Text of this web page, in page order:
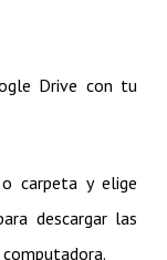
Drive con tu
carpeta y elige
descargar las